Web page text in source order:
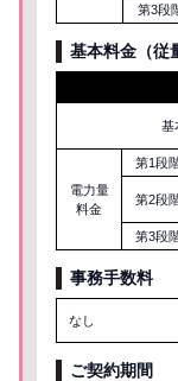
第3段
基本料金（従
基
電力量
料金
第1段
第2段
第3段
事務手数料
なし
ご契約期間